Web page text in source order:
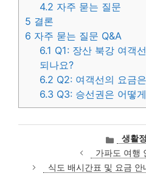
4.2 자주 묻는 질문
5 결론
6 자주 묻는 질문 Q&A
6.1 Q1: 장산 북강 여객
되나요?
6.2 Q2: 여객선의 요금
6.3 Q3: 승선권은 어떻
카
테
고
리
생활
가파도 여행
식도 배시간표 및 요금